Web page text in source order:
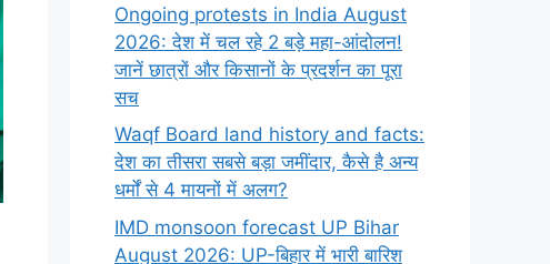
Ongoing protests in India August
2026: देश में चल रहे 2 बड़े महा-आंदोलन!
जानें छात्रों और किसानों के प्रदर्शन का पूरा
सच
Waqf Board land history and facts:
देश का तीसरा सबसे बड़ा जमींदार, कैसे है अन्य
धर्मों से 4 मायनों में अलग?
IMD monsoon forecast UP Bihar
August 2026: UP-बिहार में भारी बारिश